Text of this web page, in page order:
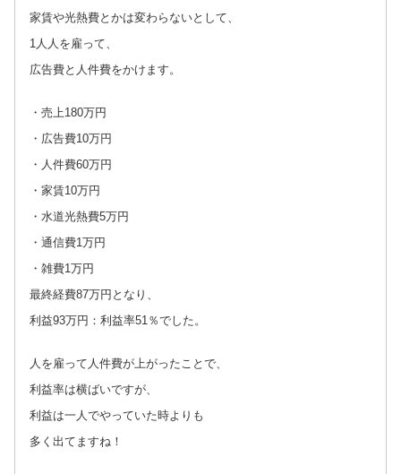
家賃や光熱費とかは変わらないとして、
1人人を雇って、
広告費と人件費をかけます。
・売上180万円
・広告費10万円
・人件費60万円
・家賃10万円
・水道光熱費5万円
・通信費1万円
・雑費1万円
最終経費87万円となり、
利益93万円：利益率51％でした。
人を雇って人件費が上がったことで、
利益率は横ばいですが、
利益は一人でやっていた時よりも
多く出てますね！